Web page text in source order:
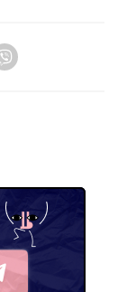
Viber